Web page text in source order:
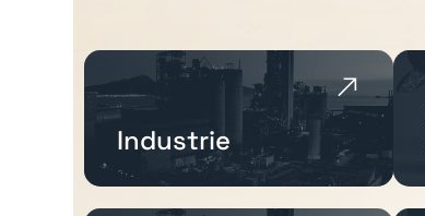
Industrie